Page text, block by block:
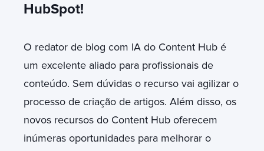
HubSpot!
O redator de blog com IA do Content Hub é
um excelente aliado para profissionais de
conteúdo. Sem dúvidas o recurso vai agilizar o
processo de criação de artigos. Além disso, os
novos recursos do Content Hub oferecem
inúmeras oportunidades para melhorar o